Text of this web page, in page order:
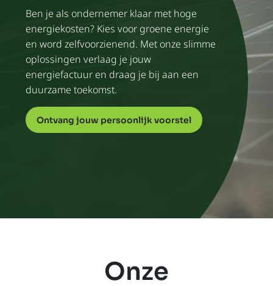
Ben je als ondernemer klaar met hoge
energiekosten? Kies voor groene energie
en word zelfvoorzienend. Met onze slimme
oplossingen verlaag je jouw
energiefactuur en draag je bij aan een
duurzame toekomst.
Ontvang jouw persoonlijk voorstel
Onze